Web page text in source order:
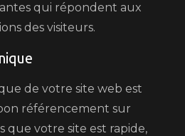
qui répondent aux
des visiteurs.
de votre site web est
référencement sur
que votre site est rapide,